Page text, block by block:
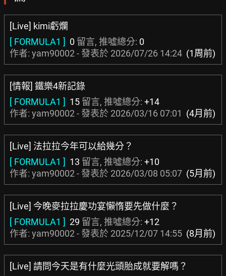
[Live] kimi虧爛
[ FORMULA1 ] 0 留言, 推噓總分: 0
作者: yam90002 - 發表於 2026/07/26 14:24 (1周前)
[情報] 鐵樂4新記錄
[ FORMULA1 ] 15 留言, 推噓總分: +14
作者: yam90002 - 發表於 2026/03/16 07:01 (4月前)
[Live] 法拉拉今年可以給幾分？
[ FORMULA1 ] 13 留言, 推噓總分: +10
作者: yam90002 - 發表於 2026/03/08 05:07 (5月前)
[Live] 今晚麥拉拉慶功宴懶惰要先做什麼？
[ FORMULA1 ] 29 留言, 推噓總分: +12
作者: yam90002 - 發表於 2025/12/07 14:55 (8月前)
[Live] 請問今天是有什麼光頭胎成就要解嗎？